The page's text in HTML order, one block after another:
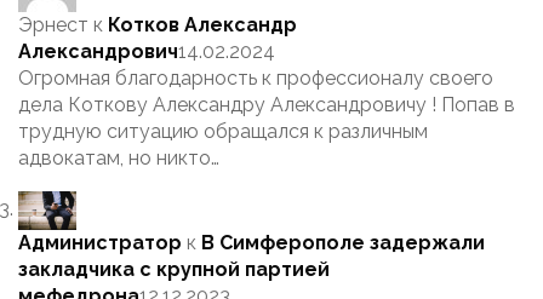
Эрнест к Котков Александр
Александрович14.02.2024
Огромная благодарность к профессионалу своего
дела Коткову Александру Александровичу ! Попав в
трудную ситуацию обращался к различным
адвокатам, но никто…
Администратор к В Симферополе задержали
закладчика с крупной партией